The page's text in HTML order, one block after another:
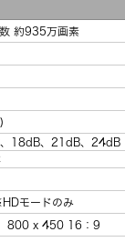
約935万画素
18dB、21dB、24dB
モードのみ
800 x 450 16：9